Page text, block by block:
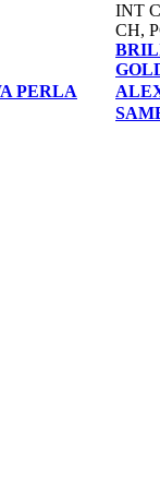
INT
CH,
PERLA